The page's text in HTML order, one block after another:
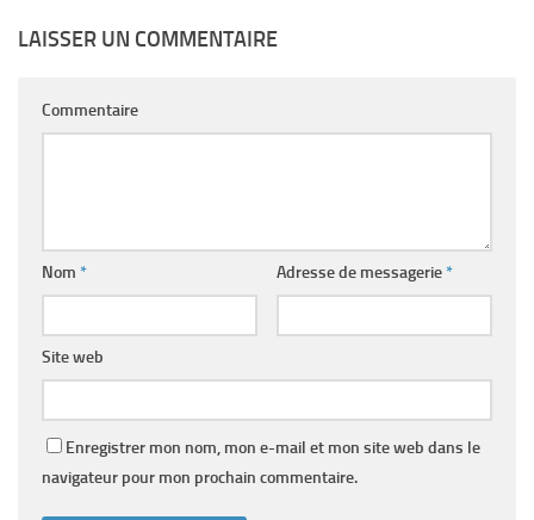
LAISSER UN COMMENTAIRE
Commentaire
Nom * Adresse de messagerie*
Site web
Enregistrer mon nom, mon e-mail et mon site web dans le
navigateur pour mon prochain commentaire.